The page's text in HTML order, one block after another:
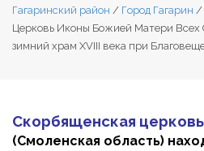
Гагаринский район / Город Гагарин /
Церковь Иконы Божией Матери Всех
зимний храм XVIII века при
Скорбященская церковь
(Смоленская область)